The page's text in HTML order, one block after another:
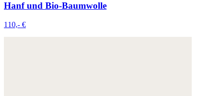
Hanf und Bio-Baumwolle
110,- €